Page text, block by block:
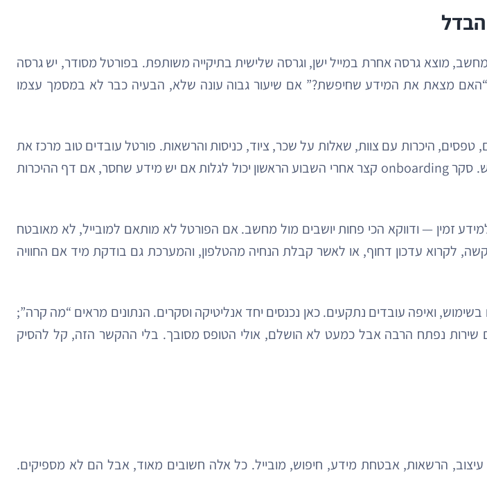
מוצא גרסה אחרת במייל ישן, וגרסה שלישית בתיקייה משותפת. בפורטל מסודר, יש גרסה
מצאת את המידע שחיפשת?” אם שיעור גבוה עונה שלא, הבעיה כבר לא במסמך עצמו
היכרות עם צוות, שאלות על שכר, ציוד, כניסות והרשאות. פורטל עובדים טוב מרכז את
כל זה במסלול מסודר. אבל השאלה האמיתית היא אם המסלול עובד מבחינת המשתמש. סקר onboarding קצר אחרי השבוע הראשון יכול לגלות אם יש מידע שחסר, אם דף ההיכרות
זמין — ודווקא הכי פחות יושבים מול מחשב. אם הפורטל לא מותאם למובייל, לא מאובטח
לקרוא עדכון דחוף, או לאשר קבלת הנחיה מהטלפון, והמערכת גם בודקת מיד אם החוויה
ואיפה עובדים נתקעים. כאן נכנסים יחד אנליטיקה וסקרים. הנתונים מראים “מה קרה”;
נפתח הרבה אבל כמעט לא הושלם, אולי הטופס מסובך. בלי ההקשר הזה, קל להסיק
עיצוב, הרשאות, אבטחת מידע, חיפוש, מובייל. כל אלה חשובים מאוד, אבל הם לא מספיקים.